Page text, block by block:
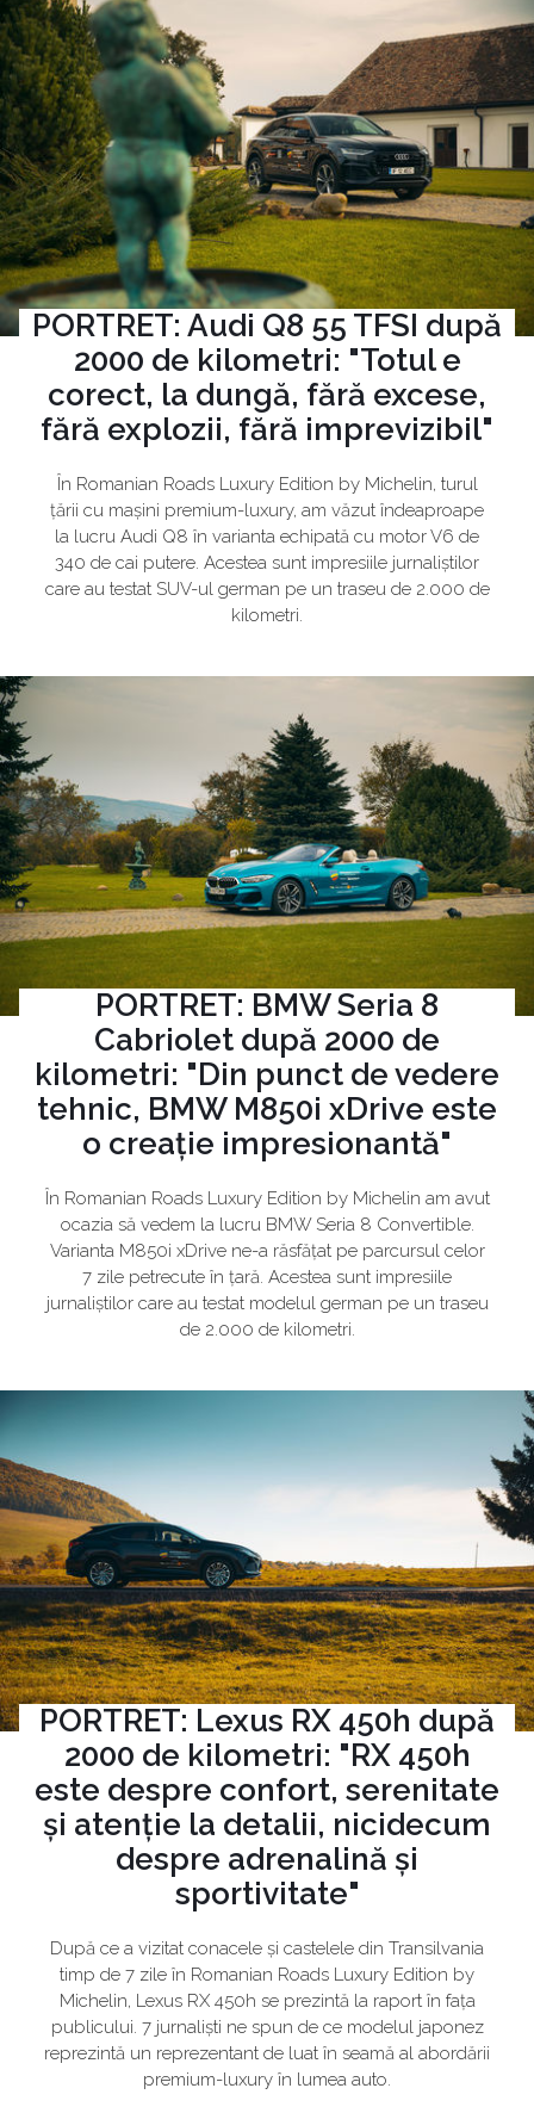
PORTRET: Audi Q8 55 TFSI după
2000 de kilometri: "Totul e
corect, la dungă, fără excese,
fără explozii, fără imprevizibil"
În Romanian Roads Luxury Edition by Michelin, turul
țării cu mașini premium-luxury, am văzut îndeaproape
la lucru Audi Q8 în varianta echipată cu motor V6 de
340 de cai putere. Acestea sunt impresiile jurnaliștilor
care au testat SUV-ul german pe un traseu de 2.000 de
kilometri.
PORTRET: BMW Seria 8
Cabriolet după 2000 de
kilometri: "Din punct de vedere
tehnic, BMW M850i xDrive este
o creație impresionantă"
În Romanian Roads Luxury Edition by Michelin am avut
ocazia să vedem la lucru BMW Seria 8 Convertible.
Varianta M850i xDrive ne-a răsfățat pe parcursul celor
7 zile petrecute în țară. Acestea sunt impresiile
jurnaliștilor care au testat modelul german pe un traseu
de 2.000 de kilometri.
PORTRET: Lexus RX 450h după
2000 de kilometri: "RX 450h
este despre confort, serenitate
și atenție la detalii, nicidecum
despre adrenalină și
sportivitate"
După ce a vizitat conacele și castelele din Transilvania
timp de 7 zile în Romanian Roads Luxury Edition by
Michelin, Lexus RX 450h se prezintă la raport în fața
publicului. 7 jurnaliști ne spun de ce modelul japonez
reprezintă un reprezentant de luat în seamă al abordării
premium-luxury în lumea auto.